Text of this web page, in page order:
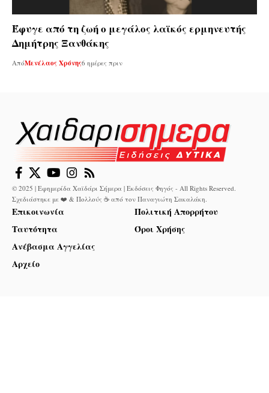
Έφυγε από τη ζωή ο μεγάλος λαϊκός ερμηνευτής
Δημήτρης Ξανθάκης
ΑπόΜενέλαος Χρόνης6 ημέρες πριν
© 2025 | Εφημερίδα Χαϊδάρι Σήμερα | Εκδόσεις Φηγός - All Rights Reserved.
Σχεδιάστηκε με ❤️ & Πολλούς ☕ από τον Παναγιώτη Σακαλάκη
Επικοινωνία
Ταυτότητα
Ανέβασμα Αγγελίας
Αρχείο
Πολιτική Απορρήτου
Όροι Χρήσης